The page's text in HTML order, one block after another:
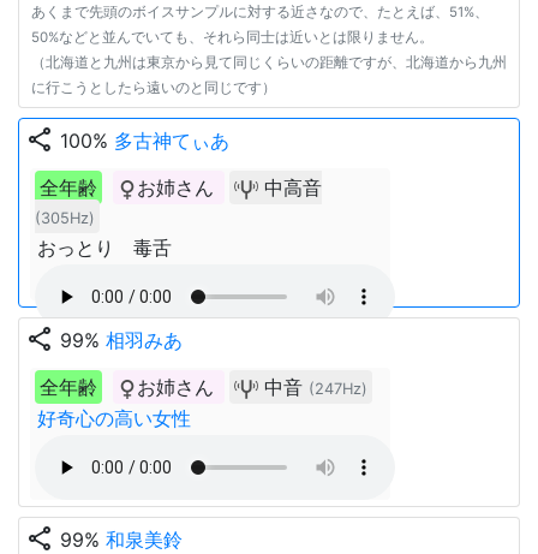
あくまで先頭のボイスサンプルに対する近さなので、たとえば、51%、
50%などと並んでいても、それら同士は近いとは限りません。
（北海道と九州は東京から見て同じくらいの距離ですが、北海道から九州
に行こうとしたら遠いのと同じです）
share 100% 多古神てぃあ
全年齢
お姉さん 中高音
(305Hz)
おっとり 毒舌
share 99% 相羽みあ
全年齢
お姉さん 中音 (247Hz)
好奇心の高い女性
share 99% 和泉美鈴